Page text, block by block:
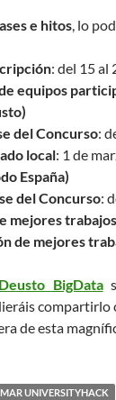
e hitos, lo
: del 15 al
equipos
del Concurso:
local: 1 de
España)
del Concurso:
mejores trabajos
de mejores
Deusto BigData
de esta
UNIVERSITYHACK